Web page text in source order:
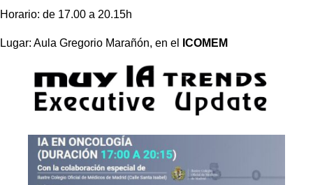
Horario: de 17.00 a 20.15h
Lugar: Aula Gregorio Marañón, en el ICOMEM